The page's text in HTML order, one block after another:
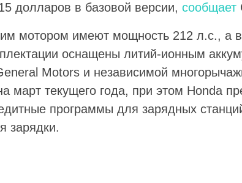
долларов в базовой версии, сообщает
мотором имеют мощность 212 л.с., а
оснащены литий-ионным
Motors и независимой
март текущего года, при этом Honda
программы для зарядных
зарядки.